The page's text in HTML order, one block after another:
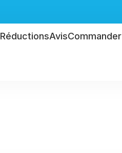
RéductionsAvisCommander